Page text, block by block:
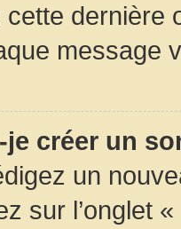
dernière
message
créer un
un
sur l’onglet